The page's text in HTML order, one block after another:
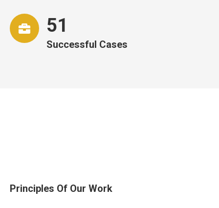
52
Successful Cases
Principles Of Our Work